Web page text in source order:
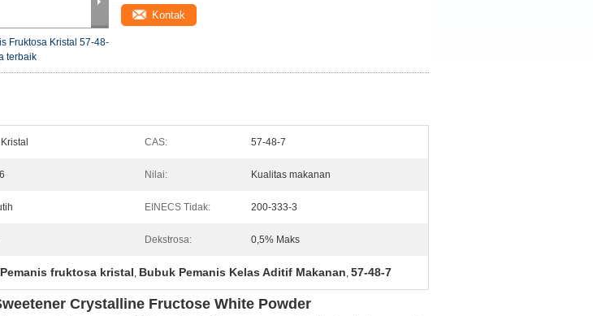
Fruktosa Kristal 57-48-
terbaik
Kontak
CAS: 57-48-7
Nilai: Kualitas makanan
EINECS Tidak: 200-333-3
Dekstrosa: 0,5% Maks
fruktosa kristal, Bubuk Pemanis Kelas Aditif Makanan, 57-48-7
Crystalline Fructose White Powder